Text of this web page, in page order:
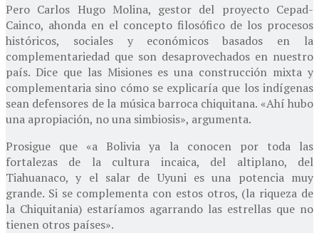
Pero Carlos Hugo Molina, gestor del proyecto Cepad-
Cainco, ahonda en el concepto filosófico de los procesos
históricos, sociales y económicos basados en la
complementariedad que son desaprovechados en nuestro
país. Dice que las Misiones es una construcción mixta y
complementaria sino cómo se explicaría que los indígenas
sean defensores de la música barroca chiquitana. «Ahí hubo
una apropiación, no una simbiosis», argumenta.
Prosigue que «a Bolivia ya la conocen por toda las
fortalezas de la cultura incaica, del altiplano, del
Tiahuanaco, y el salar de Uyuni es una potencia muy
grande. Si se complementa con estos otros, (la riqueza de
la Chiquitania) estaríamos agarrando las estrellas que no
tienen otros países».